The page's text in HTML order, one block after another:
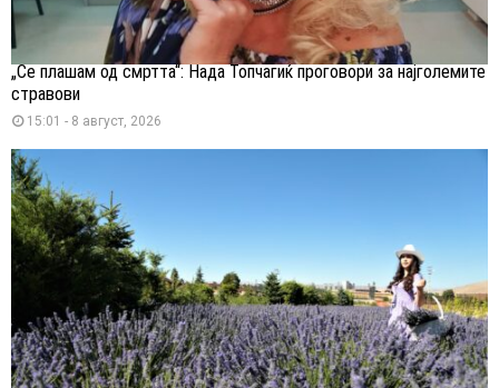
„Се плашам од смртта“: Нада Топчагиќ проговори за најголемите
стравови
15:01 - 8 август, 2026